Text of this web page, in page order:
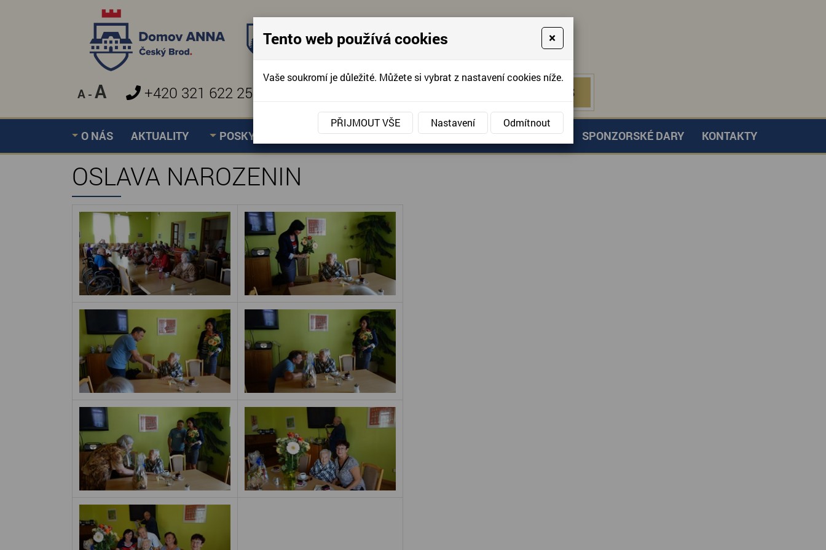
A - A +420 321 622 257 KONTAKTUJTE NÁS
KONTAKTUJTE NÁS
O NÁS AKTUALITY POSKYTOVANÉ SLUŽBY AKCE, FOTOGRAFIE DOBROVOLNICTVÍ SPONZORSKÉ DARY KONTAKTY
Úvodní stránka » OSLAVA NAROZENIN
OSLAVA NAROZENIN
Tento web používá cookies ×
Vaše soukromí je důležité. Můžete si vybrat z nastavení cookies níže.
PŘIJMOUT VŠE Nastavení Odmítnout